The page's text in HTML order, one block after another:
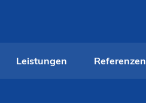
Leistungen Referenzen